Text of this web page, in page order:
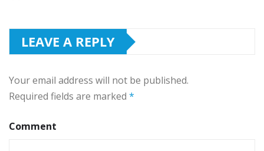
LEAVE A REPLY
Your email address will not be published.
Required fields are marked *
Comment